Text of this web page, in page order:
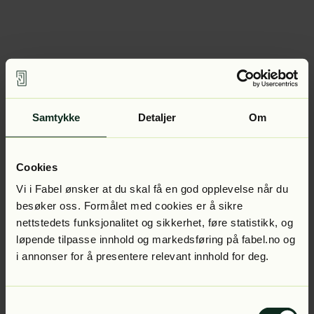
Samtykke Detaljer Om
Cookies
Vi i Fabel ønsker at du skal få en god opplevelse når du
besøker oss. Formålet med cookies er å sikre
nettstedets funksjonalitet og sikkerhet, føre statistikk, og
løpende tilpasse innhold og markedsføring på fabel.no og
i annonser for å presentere relevant innhold for deg.